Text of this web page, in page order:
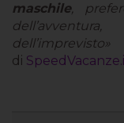
maschile,
dell’imprevisto»
di